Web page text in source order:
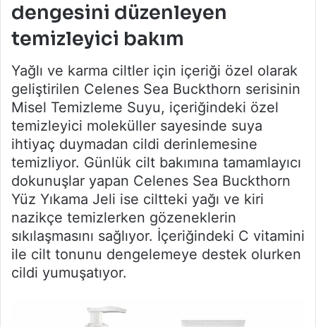
dengesini düzenleyen
temizleyici bakım
Yağlı ve karma ciltler için içeriği özel olarak
geliştirilen Celenes Sea Buckthorn serisinin
Misel Temizleme Suyu, içeriğindeki özel
temizleyici moleküller sayesinde suya
ihtiyaç duymadan cildi derinlemesine
temizliyor. Günlük cilt bakımına tamamlayıcı
dokunuşlar yapan Celenes Sea Buckthorn
Yüz Yıkama Jeli ise ciltteki yağı ve kiri
nazikçe temizlerken gözeneklerin
sıkılaşmasını sağlıyor. İçeriğindeki C vitamini
ile cilt tonunu dengelemeye destek olurken
cildi yumuşatıyor.